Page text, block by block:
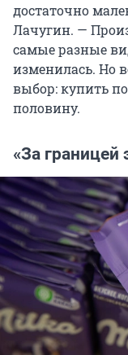
достаточно
Лачугин. —
самые разные
изменилась. Но
выбор: купить
половину.
«За границей